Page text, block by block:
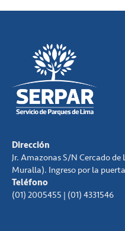
Dirección
Jr. Amazonas S/N Cercado
Muralla). Ingreso por la
Teléfono
(01) 2005455 | (01) 4331546